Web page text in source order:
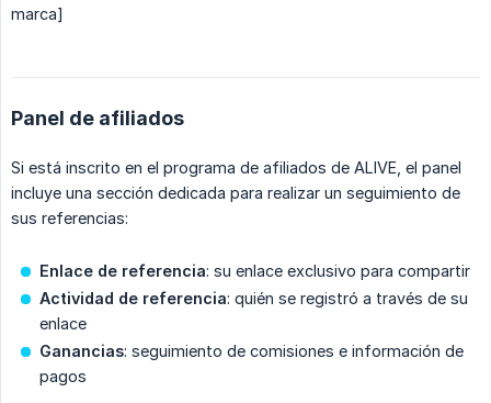
marca]
Panel de afiliados
Si está inscrito en el programa de afiliados de ALIVE, el panel
incluye una sección dedicada para realizar un seguimiento de
sus referencias:
Enlace de referencia: su enlace exclusivo para compartir
Actividad de referencia: quién se registró a través de su
enlace
Ganancias: seguimiento de comisiones e información de
pagos